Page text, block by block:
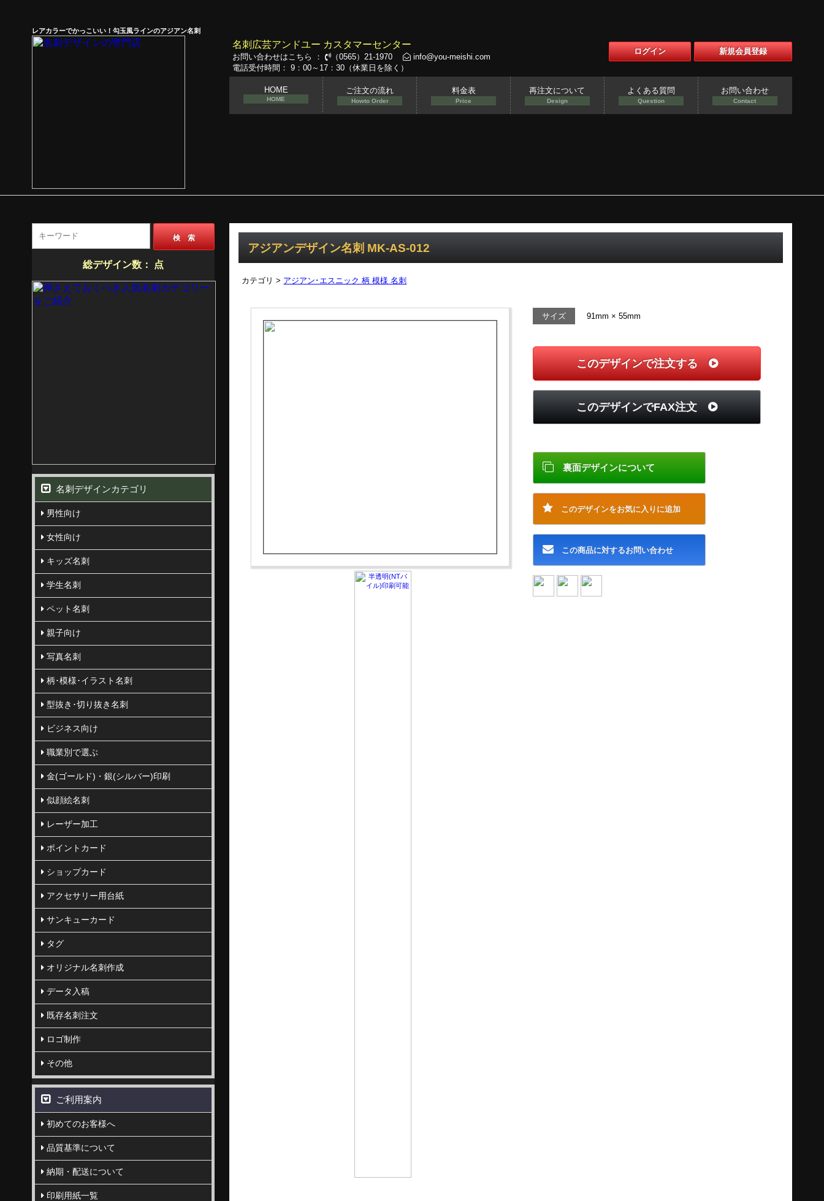
レアカラーでかっこいい！勾玉風ラインのアジアン名刺
名刺広芸アンドユー カスタマーセンター
お問い合わせはこちら ： （0565）21-1970
info@you-meishi.com
電話受付時間： 9：00～17：30（休業日を除く）
新規会員登録
ログイン
HOME
HOME
ご注文の流れ
Howto Order
料金表
Price
再注文について
Design
よくある質問
Question
お問い合わせ
Contact
アジアンデザイン名刺 MK-AS-012
カテゴリ > アジアン･エスニック 柄 模様 名刺
サイズ 91mm × 55mm
このデザインで注文する
このデザインでFAX注文
裏面デザインについて
このデザインをお気に入りに追加
この商品に対するお問い合わせ
検 索
総デザイン数： 点
名刺デザインカテゴリ
男性向け
女性向け
キッズ名刺
学生名刺
ペット名刺
親子向け
写真名刺
柄･模様･イラスト名刺
型抜き･切り抜き名刺
ビジネス向け
職業別で選ぶ
金(ゴールド)・銀(シルバー)印刷
似顔絵名刺
レーザー加工
ポイントカード
ショップカード
アクセサリー用台紙
サンキューカード
タグ
オリジナル名刺作成
データ入稿
既存名刺注文
ロゴ制作
その他
ご利用案内
初めてのお客様へ
品質基準について
納期・配送について
印刷用紙一覧